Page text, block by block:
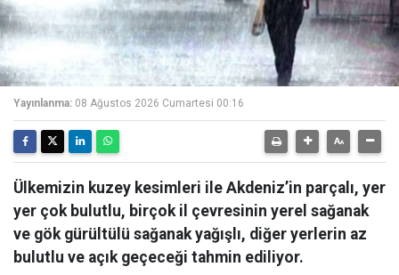
Yayınlanma: 08 Ağustos 2026 Cumartesi 00:16
Ülkemizin kuzey kesimleri ile Akdeniz’in parçalı, yer
yer çok bulutlu, birçok il çevresinin yerel sağanak
ve gök gürültülü sağanak yağışlı, diğer yerlerin az
bulutlu ve açık geçeceği tahmin ediliyor.